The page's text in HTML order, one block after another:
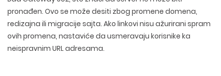
pronađen. Ovo se može desiti zbog promene domena,
redizajna ili migracije sajta. Ako linkovi nisu ažurirani spram
ovih promena, nastaviće da usmeravaju korisnike ka
neispravnim URL adresama.